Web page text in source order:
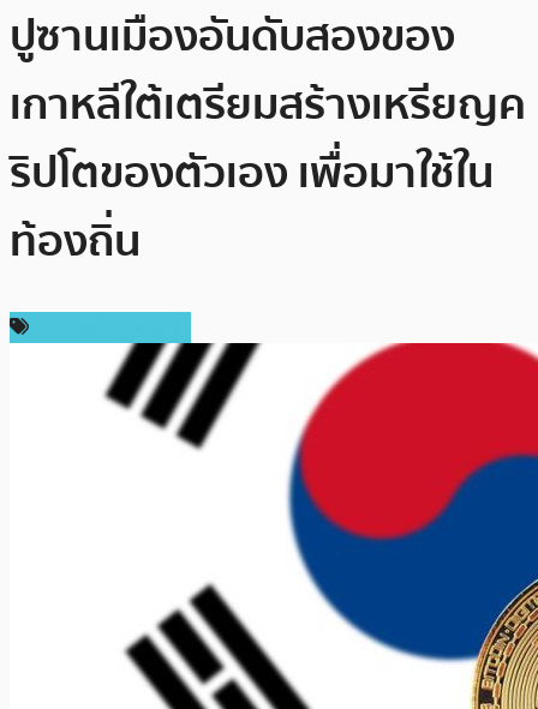
ปูซานเมืองอันดับสองของ
เกาหลีใต้เตรียมสร้างเหรียญค
ริปโตของตัวเอง เพื่อมาใช้ใน
ท้องถิ่น